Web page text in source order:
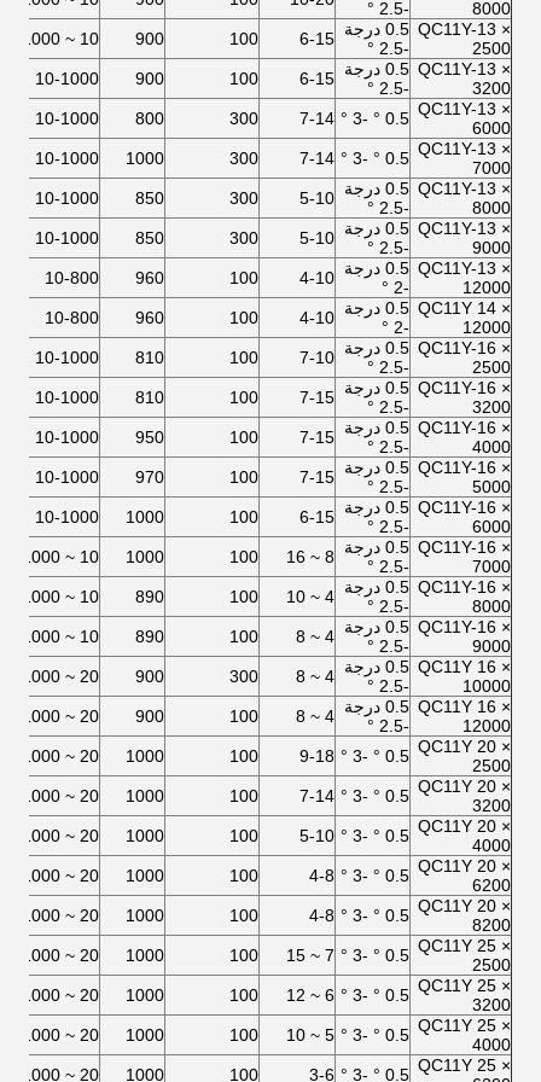
8000
-2.5 °
QC11Y-13 ×
2500
0.5 درجة
-2.5 °
6-15
100
900
10 ~ 1000
QC11Y-13 ×
3200
0.5 درجة
-2.5 °
6-15
100
900
10-1000
QC11Y-13 ×
6000
0.5 ° -3 °
7-14
300
800
10-1000
QC11Y-13 ×
7000
0.5 ° -3 °
7-14
300
1000
10-1000
QC11Y-13 ×
8000
0.5 درجة
-2.5 °
5-10
300
850
10-1000
QC11Y-13 ×
9000
0.5 درجة
-2.5 °
5-10
300
850
10-1000
QC11Y-13 ×
12000
0.5 درجة
-2 °
4-10
100
960
10-800
QC11Y 14 ×
12000
0.5 درجة
-2 °
4-10
100
960
10-800
QC11Y-16 ×
2500
0.5 درجة
-2.5 °
7-10
100
810
10-1000
QC11Y-16 ×
3200
0.5 درجة
-2.5 °
7-15
100
810
10-1000
QC11Y-16 ×
4000
0.5 درجة
-2.5 °
7-15
100
950
10-1000
QC11Y-16 ×
5000
0.5 درجة
-2.5 °
7-15
100
970
10-1000
QC11Y-16 ×
6000
0.5 درجة
-2.5 °
6-15
100
1000
10-1000
QC11Y-16 ×
7000
0.5 درجة
-2.5 °
8 ~ 16
100
1000
10 ~ 1000
QC11Y-16 ×
8000
0.5 درجة
-2.5 °
4 ~ 10
100
890
10 ~ 1000
QC11Y-16 ×
9000
0.5 درجة
-2.5 °
4 ~ 8
100
890
10 ~ 1000
QC11Y 16 ×
10000
0.5 درجة
-2.5 °
4 ~ 8
300
900
20 ~ 1000
QC11Y 16 ×
12000
0.5 درجة
-2.5 °
4 ~ 8
100
900
20 ~ 1000
QC11Y 20 ×
2500
0.5 ° -3 °
9-18
100
1000
20 ~ 1000
QC11Y 20 ×
3200
0.5 ° -3 °
7-14
100
1000
20 ~ 1000
QC11Y 20 ×
4000
0.5 ° -3 °
5-10
100
1000
20 ~ 1000
QC11Y 20 ×
6200
0.5 ° -3 °
4-8
100
1000
20 ~ 1000
QC11Y 20 ×
8200
0.5 ° -3 °
4-8
100
1000
20 ~ 1000
QC11Y 25 ×
2500
0.5 ° -3 °
7 ~ 15
100
1000
20 ~ 1000
QC11Y 25 ×
3200
0.5 ° -3 °
6 ~ 12
100
1000
20 ~ 1000
QC11Y 25 ×
4000
0.5 ° -3 °
5 ~ 10
100
1000
20 ~ 1000
QC11Y 25 ×
0.5 ° -3 °
3-6
100
1000
20 ~ 1000